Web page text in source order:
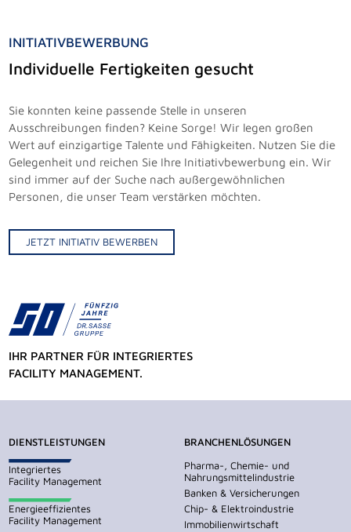
INITIATIVBEWERBUNG
Individuelle Fertigkeiten gesucht
Sie konnten keine passende Stelle in unseren
Ausschreibungen finden? Keine Sorge! Wir legen großen
Wert auf einzigartige Talente und Fähigkeiten. Nutzen Sie die
Gelegenheit und reichen Sie Ihre Initiativbewerbung ein. Wir
sind immer auf der Suche nach außergewöhnlichen
Personen, die unser Team verstärken möchten.
JETZT INITIATIV BEWERBEN
IHR PARTNER FÜR INTEGRIERTES
FACILITY MANAGEMENT.
DIENSTLEISTUNGEN
Integriertes
Facility Management
Energieeffizientes
Facility Management
BRANCHENLÖSUNGEN
Pharma-, Chemie- und
Nahrungsmittelindustrie
Banken & Versicherungen
Chip- & Elektroindustrie
Immobilienwirtschaft